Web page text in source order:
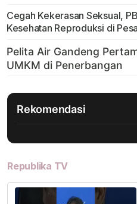
Cegah Kekerasan Seksual,
Kesehatan Reproduksi di
Rekomendasi
Republika TV